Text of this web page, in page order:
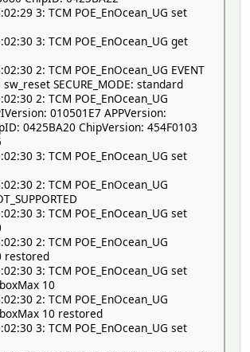
3: TCM POE_EnOcean_UG set
3: TCM POE_EnOcean_UG get
2: TCM POE_EnOcean_UG EVENT
sw_reset SECURE_MODE: standard
2: TCM POE_EnOcean_UG
010501E7 APPVersion:
0425BA20 ChipVersion: 454F0103
3: TCM POE_EnOcean_UG set
2: TCM POE_EnOcean_UG
3: TCM POE_EnOcean_UG set
2: TCM POE_EnOcean_UG
restored
3: TCM POE_EnOcean_UG set
10
2: TCM POE_EnOcean_UG
10 restored
3: TCM POE_EnOcean_UG set